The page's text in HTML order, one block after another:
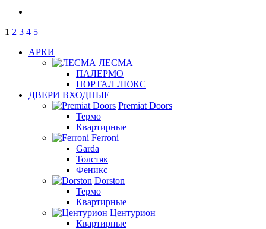
1 2 3 4 5
АРКИ
ЛЕСМА
ПАЛЕРМО
ПОРТАЛ ЛЮКС
ДВЕРИ ВХОДНЫЕ
Premiat Doors
Термо
Квартирные
Ferroni
Garda
Толстяк
Феникс
Dorston
Термо
Квартирные
Центурион
Квартирные